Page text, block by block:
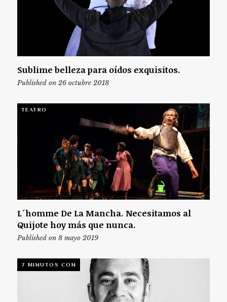
Sublime belleza para oídos exquisitos.
Published on 26 octubre 2018
TEATRO
L´homme De La Mancha. Necesitamos al
Quijote hoy más que nunca.
Published on 8 mayo 2019
7 MINUTOS CON